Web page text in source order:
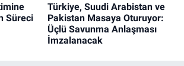
Süreci
Türkiye, Suudi Arabistan ve
Pakistan Masaya Oturuyor:
Üçlü Savunma Anlaşması
İmzalanacak